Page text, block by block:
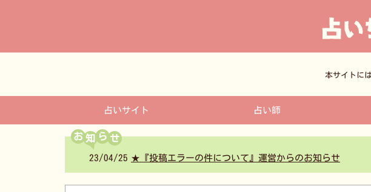
本サイトに
占いサイト 占い師
お ら
23/04/25 ★『投稿エラーの件について』運営からのお知らせ